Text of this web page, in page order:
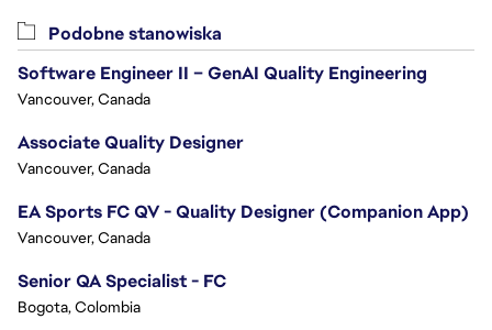
Podobne stanowiska
Software Engineer II – GenAI Quality Engineering
Vancouver, Canada
Associate Quality Designer
Vancouver, Canada
EA Sports FC QV - Quality Designer (Companion App)
Vancouver, Canada
Senior QA Specialist - FC
Bogota, Colombia